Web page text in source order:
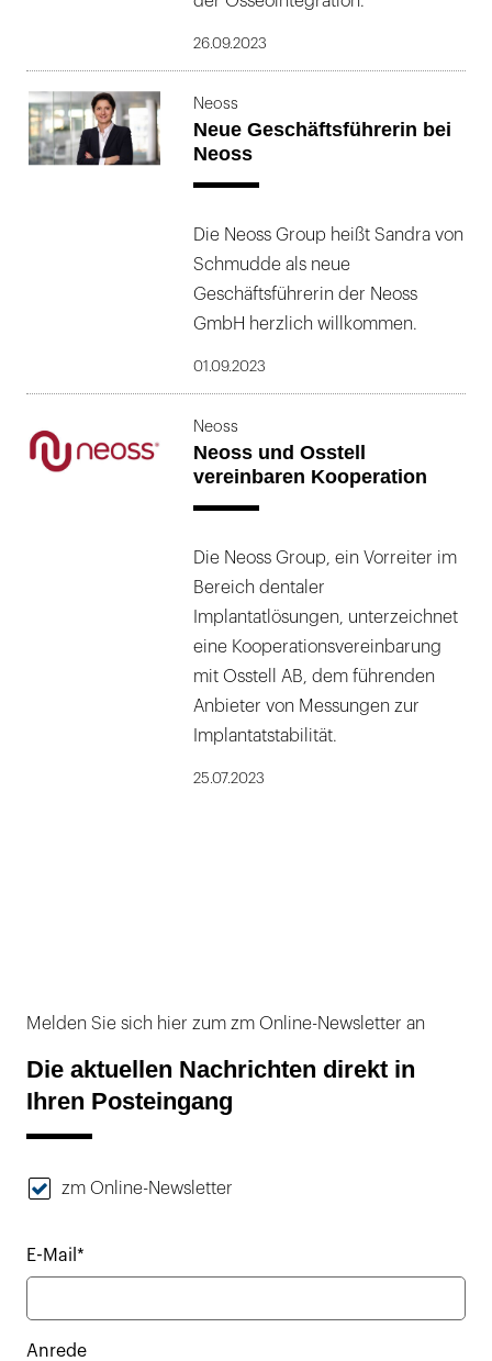
26.09.2023
Neoss
Neue Geschäftsführerin bei
Neoss
Die Neoss Group heißt Sandra von
Schmudde als neue
Geschäftsführerin der Neoss
GmbH herzlich willkommen.
01.09.2023
Neoss
Neoss und Osstell
vereinbaren Kooperation
Die Neoss Group, ein Vorreiter im
Bereich dentaler
Implantatlösungen, unterzeichnet
eine Kooperationsvereinbarung
mit Osstell AB, dem führenden
Anbieter von Messungen zur
Implantatstabilität.
25.07.2023
Melden Sie sich hier zum zm Online-Newsletter an
Die aktuellen Nachrichten direkt in
Ihren Posteingang
zm Online-Newsletter
E-Mail*
Anrede